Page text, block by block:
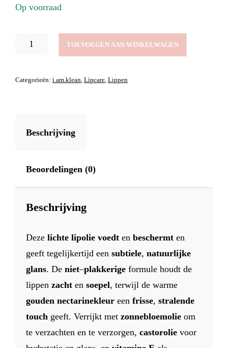
Op voorraad
AANTAL
TOEVOEGEN AAN WINKELWAGEN
Categorieën: i.am.klean Lipcare Lippen
Beschrijving
Beoordelingen (0)
Beschrijving
Deze lichte lipolie voedt en beschermt en
geeft tegelijkertijd een subtiele, natuurlijke
glans. De niet–plakkerige formule houdt de
lippen zacht en soepel, terwijl de warme
gouden nectarinekleur een frisse, stralende
touch geeft. Verrijkt met zonnebloemolie om
te verzachten en te verzorgen, castorolie voor